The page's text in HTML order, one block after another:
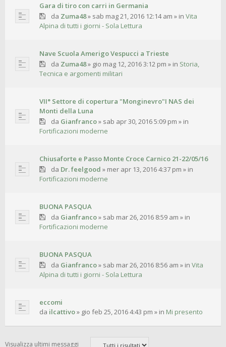
Gara di tiro con carri in Germania
da Zuma48» sab mag 21, 2016 12:14 am » in Vita
Alpina di tutti i giorni - Sola Lettura
Nave Scuola Amerigo Vespucci a Trieste
da Zuma48» gio mag 12, 2016 3:12 pm » in Storia,
Tecnica e argomenti militari
VII° Settore di copertura "Monginevro"I NAS dei
Monti della Luna
da Gianfranco» sab apr 30, 2016 5:09 pm » in
Fortificazioni moderne
Chiusaforte e Passo Monte Croce Carnico 21-22/05/16
da Dr. feelgood » mer apr 13, 2016 4:37 pm » in
Fortificazioni moderne
BUONA PASQUA
da Gianfranco» sab mar 26, 2016 8:59 am » in
Fortificazioni moderne
BUONA PASQUA
da Gianfranco» sab mar 26, 2016 8:56 am » in Vita
Alpina di tutti i giorni - Sola Lettura
eccomi
da ilcattivo» gio feb 25, 2016 4:43 pm » in Mi presento
Visualizza ultimi messaggi